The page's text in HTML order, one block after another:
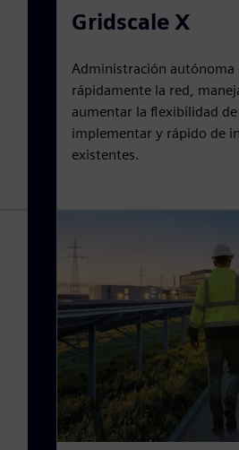
Gridscale X
Administración autónoma
rápidamente la red,
aumentar la flexibilidad
implementar y rápido de
existentes.